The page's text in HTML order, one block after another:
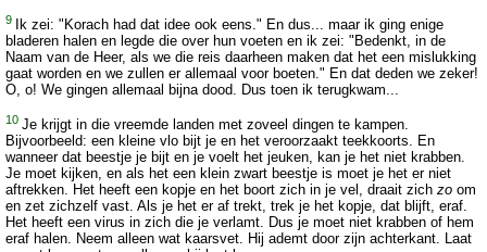
9
Ik zei: "Korach had dat idee ook eens." En dus... maar ik ging enige
bladeren halen en legde die over hun voeten en ik zei: "Bedenkt, in de
Naam van de Heer, als we die reis daarheen maken dat het een mislukking
gaat worden en we zullen er allemaal voor boeten." En dat deden we zeker!
O, o! We gingen allemaal bijna dood. Dus toen ik terugkwam...
10 Je krijgt in die vreemde landen met zoveel dingen te kampen.
Bijvoorbeeld: een kleine vlo bijt je en het veroorzaakt teekkoorts. En
wanneer dat beestje je bijt en je voelt het jeuken, kan je het niet krabben.
Je moet kijken, en als het een klein zwart beestje is moet je het er niet
aftrekken. Het heeft een kopje en het boort zich in je vel, draait zich zo om
en zet zichzelf vast. Als je het er af trekt, trek je het kopje, dat blijft, eraf.
Het heeft een virus in zich die je verlamt. Dus je moet niet krabben of hem
eraf halen. Neem alleen wat kaarsvet. Hij ademt door zijn achterkant. Laat